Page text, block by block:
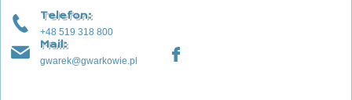
Telefon:
+48 519 318 800
Mail:
gwarek@gwarkowie.pl